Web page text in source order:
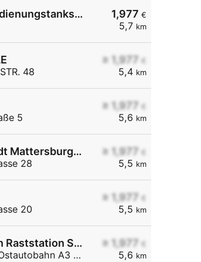
1,977 €
5,7 km
AWI-Diskont Bedienungstankstelle
≥ 1,977 €
5,4 km
48
≥ 1,977 €
5,6 km
5
≥ 1,977 €
5,5 km
OMV - Eisenstadt Mattersburger Straße 28
28
≥ 1,977 €
5,5 km
20
≥ 1,977 €
5,6 km
OMV - Hornstein Raststation Süd-Ostautobahn A3 KM 27,6
Raststation Sued-Ostautobahn A3 KM 27,6